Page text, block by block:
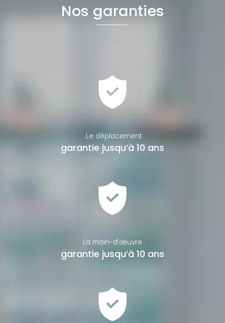
Nos garanties
Le déplacement
garantie jusqu’à 10 ans
La main-d’œuvre
garantie jusqu’à 10 ans